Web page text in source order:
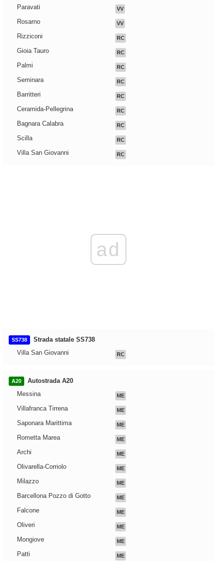
Paravati VV
Rosarno VV
Rizziconi RC
Gioia Tauro RC
Palmi RC
Seminara RC
Barritteri RC
Ceramida-Pellegrina RC
Bagnara Calabra RC
Scilla RC
Villa San Giovanni RC
ad
SS738
Strada statale SS738
Villa San Giovanni
RC
A20
Autostrada A20
Messina
ME
Villafranca Tirrena ME
Saponara Marittima ME
Rometta Marea ME
Archi ME
Olivarella-Corriolo ME
Milazzo ME
Barcellona Pozzo di Gotto ME
Falcone ME
Oliveri ME
Mongiove ME
Patti ME